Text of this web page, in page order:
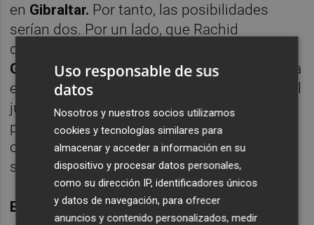
en Gibraltar. Por tanto, las posibilidades
serían dos. Por un lado, que Rachid
declarase por viodeconferencia desde
Gibraltarcon su abogado presente en la sala
en Valencia y, por otro, que se suspendiera el
juicio hasta que éste cumpliera la pena y
pudiera ser extraditados, ya que la tercera
opción, la extradición para el juicio parece
ser que no la contempla la justicia británica.
EL INTENTO DE SECUESTRO
Uso responsable de sus
datos
Nosotros y nuestros socios utilizamos
cookies y tecnologías similares para
almacenar y acceder a información en su
dispositivo y procesar datos personales,
como su dirección IP, identificadores únicos
y datos de navegación, para ofrecer
anuncios y contenido personalizados, medir